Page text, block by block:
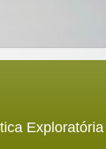
Exploratória